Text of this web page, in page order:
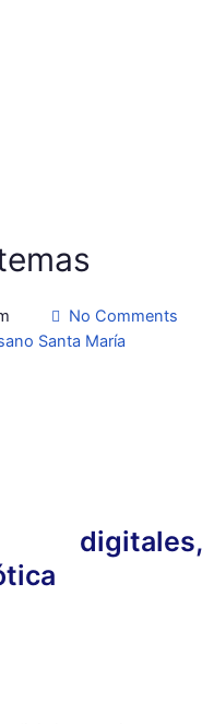
No Comments
Santa María
digitales,